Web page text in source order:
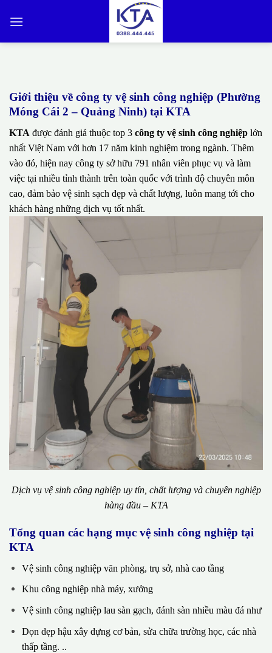
qua
Giới thiệu về công ty vệ sinh công nghiệp (Phường
Móng Cái 2 – Quảng Ninh) tại KTA
KTA được đánh giá thuộc top 3 công ty vệ sinh công nghiệp lớn
nhất Việt Nam với hơn 17 năm kinh nghiệm trong ngành. Thêm
vào đó, hiện nay công ty sở hữu 791 nhân viên phục vụ và làm
việc tại nhiều tỉnh thành trên toàn quốc với trình độ chuyên môn
cao, đảm bảo vệ sinh sạch đẹp và chất lượng, luôn mang tới cho
khách hàng những dịch vụ tốt nhất.
Dịch vụ vệ sinh công nghiệp uy tín, chất lượng và chuyên nghiệp
hàng đầu – KTA
Tổng quan các hạng mục vệ sinh công nghiệp tại
KTA
Vệ sinh công nghiệp văn phòng, trụ sở, nhà cao tầng
Khu công nghiệp nhà máy, xưởng
Vệ sinh công nghiệp lau sàn gạch, đánh sàn nhiều màu đá như
Dọn dẹp hậu xây dựng cơ bản, sửa chữa trường học, các nhà
thấp tầng. ..